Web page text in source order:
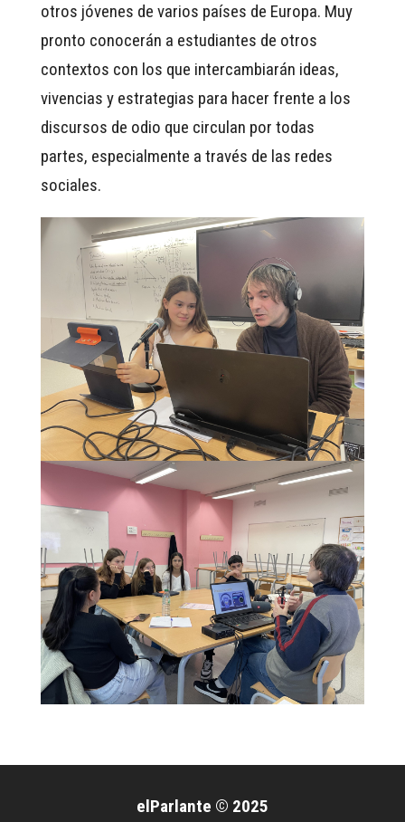
otros jóvenes de varios países de Europa. Muy
pronto conocerán a estudiantes de otros
contextos con los que intercambiarán ideas,
vivencias y estrategias para hacer frente a los
discursos de odio que circulan por todas
partes, especialmente a través de las redes
sociales.
elParlante © 2025